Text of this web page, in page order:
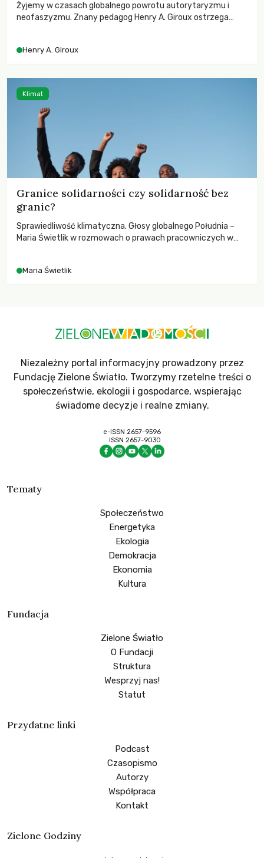
Żyjemy w czasach globalnego powrotu autorytaryzmu i
neofaszyzmu. Znany pedagog Henry A. Giroux ostrzega
wychowają świadomych obywateli?
Henry A. Giroux
Granice solidarności czy solidarność bez
granic?
Sprawiedliwość klimatyczna. Głosy globalnego Południa –
Maria Świetlik w rozmowach o prawach pracowniczych w
Maria Świetlik
Klimat
Niezależny portal informacyjny prowadzony przez
Fundację Zielone Światło. Tworzymy rzetelne treści o
społeczeństwie, ekologii i gospodarce, wspierając
świadome decyzje i realne zmiany.
e-ISSN 2657-9596
ISSN 2657-9030
Tematy
Społeczeństwo
Energetyka
Ekologia
Demokracja
Ekonomia
Kultura
Fundacja
Zielone Światło
O Fundacji
Struktura
Wesprzyj nas!
Statut
Przydatne linki
Podcast
Czasopismo
Autorzy
Współpraca
Kontakt
Zielone Godziny